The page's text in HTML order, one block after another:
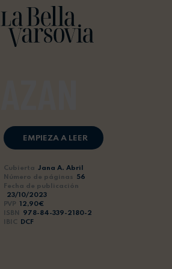
EMPIEZA A LEER
Cubierta Jana A. Abril
Número de páginas 56
Fecha de publicación
23/10/2023
PVP 12,90€
ISBN
978-84-339-2180-2
IBIC
DCF